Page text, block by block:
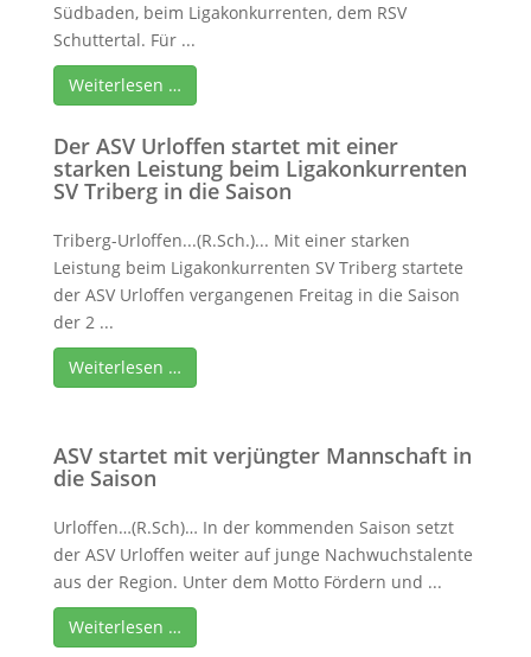
Südbaden, beim Ligakonkurrenten, dem RSV
Schuttertal. Für ...
Weiterlesen …
Der ASV Urloffen startet mit einer
starken Leistung beim Ligakonkurrenten
SV Triberg in die Saison
Triberg-Urloffen...(R.Sch.)... Mit einer starken
Leistung beim Ligakonkurrenten SV Triberg startete
der ASV Urloffen vergangenen Freitag in die Saison
der 2 ...
Weiterlesen …
ASV startet mit verjüngter Mannschaft in
die Saison
Urloffen…(R.Sch)… In der kommenden Saison setzt
der ASV Urloffen weiter auf junge Nachwuchstalente
aus der Region. Unter dem Motto Fördern und ...
Weiterlesen …